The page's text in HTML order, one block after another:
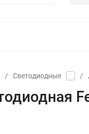
/ Светодиодные /